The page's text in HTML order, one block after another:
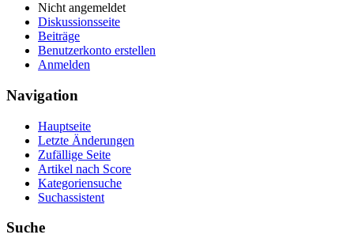
Nicht angemeldet
Diskussionsseite
Beiträge
Benutzerkonto erstellen
Anmelden
Navigation
Hauptseite
Letzte Änderungen
Zufällige Seite
Artikel nach Score
Kategoriensuche
Suchassistent
Suche